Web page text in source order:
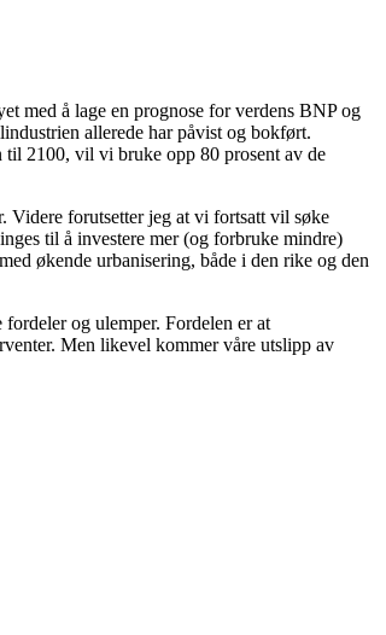
med å lage en prognose for verdens BNP og
allerede har påvist og bokført.
2100, vil vi bruke opp 80 prosent av de
Videre forutsetter jeg at vi fortsatt vil søke
til å investere mer (og forbruke mindre)
økende urbanisering, både i den rike og den
og ulemper. Fordelen er at
Men likevel kommer våre utslipp av